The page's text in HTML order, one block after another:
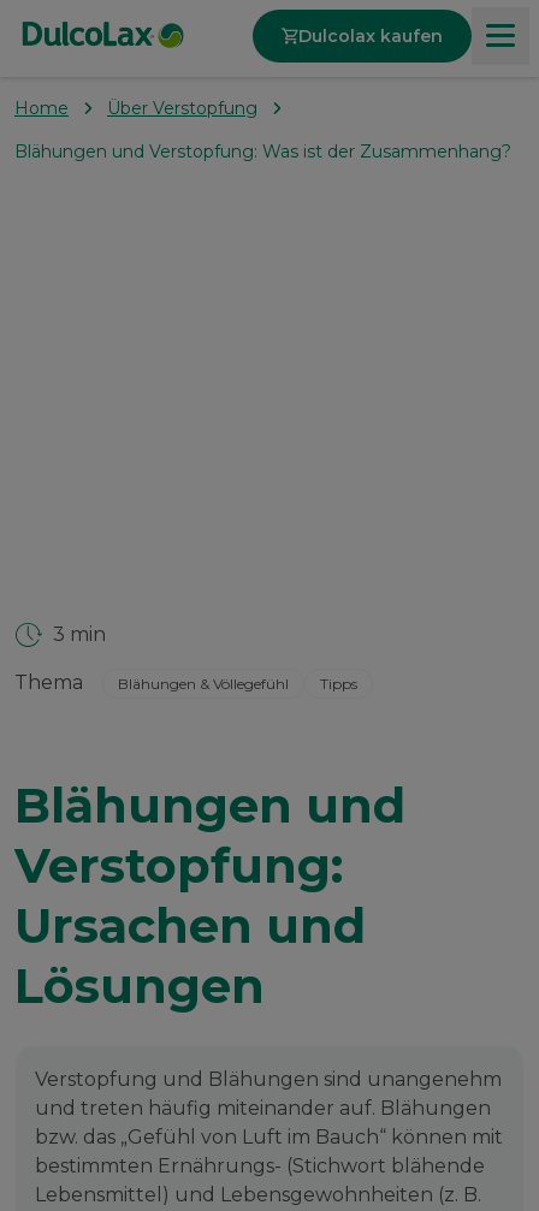
Dulcolax kaufen
Produkte
Home
Über Verstopfung
Blähungen und Verstopfung: Was ist der Zusammenhang?
3 min
Thema Blähungen & Völlegefühl Tipps
Blähungen und
Verstopfung:
Ursachen und
Lösungen
Verstopfung und Blähungen sind unangenehm
und treten häufig miteinander auf. Blähungen
bzw. das „Gefühl von Luft im Bauch“ können mit
bestimmten Ernährungs- (Stichwort blähende
Lebensmittel) und Lebensgewohnheiten (z. B.